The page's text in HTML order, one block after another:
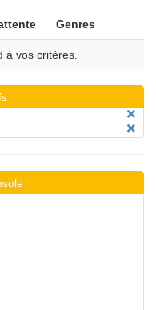
Genres
à vos critères.